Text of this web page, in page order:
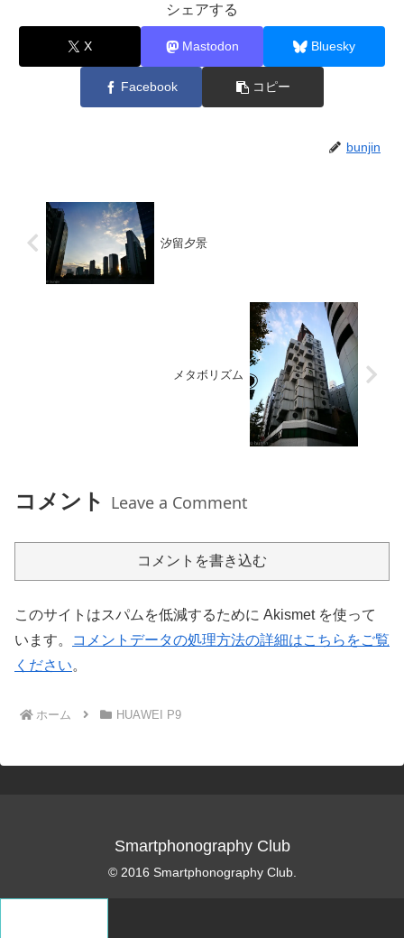
シェアする
X Mastodon Bluesky
Facebook コピー
bunjin
汐留夕景
メタボリズム
コメント Leave a Comment
コメントを書き込む
このサイトはスパムを低減するために Akismet を使って
います。
コメントデータの処理方法の詳細はこちらをご覧
ください。
ホーム HUAWEI P9
Smartphonography Club
© 2016 Smartphonography Club.